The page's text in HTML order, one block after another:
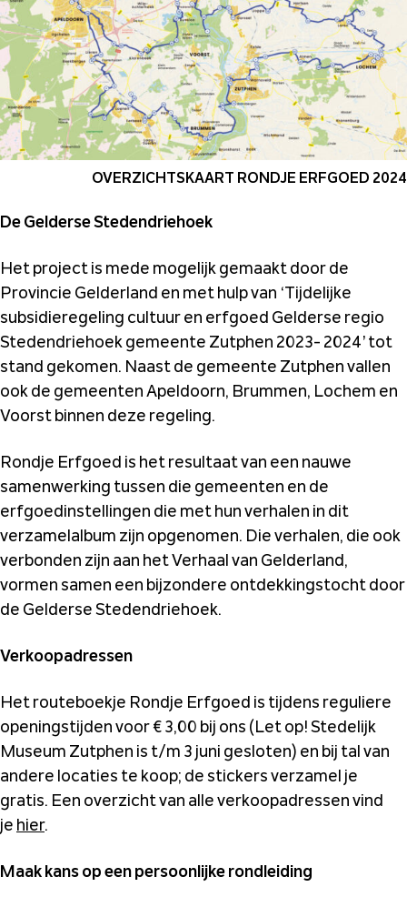
OVERZICHTSKAART RONDJE ERFGOED 2024
De Gelderse Stedendriehoek
Het project is mede mogelijk gemaakt door de
Provincie Gelderland en met hulp van ‘Tijdelijke
subsidieregeling cultuur en erfgoed Gelderse regio
Stedendriehoek gemeente Zutphen 2023- 2024’ tot
stand gekomen. Naast de gemeente Zutphen vallen
ook de gemeenten Apeldoorn, Brummen, Lochem en
Voorst binnen deze regeling.
Rondje Erfgoed is het resultaat van een nauwe
samenwerking tussen die gemeenten en de
erfgoedinstellingen die met hun verhalen in dit
verzamelalbum zijn opgenomen. Die verhalen, die ook
verbonden zijn aan het Verhaal van Gelderland,
vormen samen een bijzondere ontdekkingstocht door
de Gelderse Stedendriehoek.
Verkoopadressen
Het routeboekje Rondje Erfgoed is tijdens reguliere
openingstijden voor € 3,00 bij ons (Let op! Stedelijk
Museum Zutphen is t/m 3 juni gesloten) en bij tal van
andere locaties te koop; de stickers verzamel je
gratis. Een overzicht van alle verkoopadressen vind
je hier.
Maak kans op een persoonlijke rondleiding